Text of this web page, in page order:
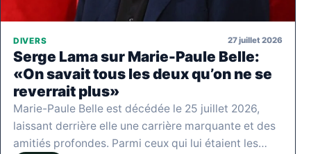
DIVERS 27 juillet 2026
Serge Lama sur Marie-Paule Belle:
«On savait tous les deux qu’on ne se
reverrait plus»
Marie-Paule Belle est décédée le 25 juillet 2026,
laissant derrière elle une carrière marquante et des
amitiés profondes. Parmi ceux qui lui étaient les…